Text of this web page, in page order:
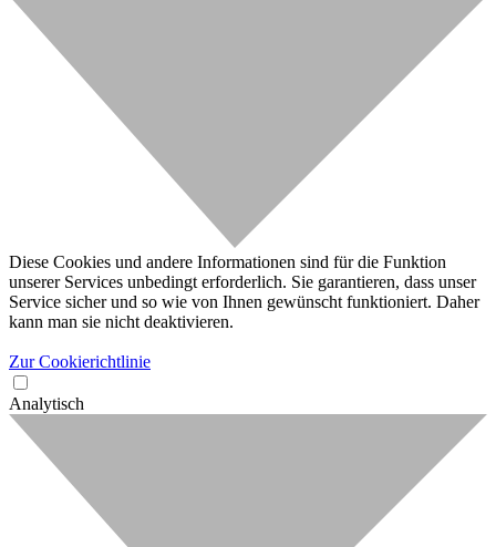
Diese Cookies und andere Informationen sind für die Funktion
unserer Services unbedingt erforderlich. Sie garantieren, dass unser
Service sicher und so wie von Ihnen gewünscht funktioniert. Daher
kann man sie nicht deaktivieren.
Zur Cookierichtlinie
Analytisch